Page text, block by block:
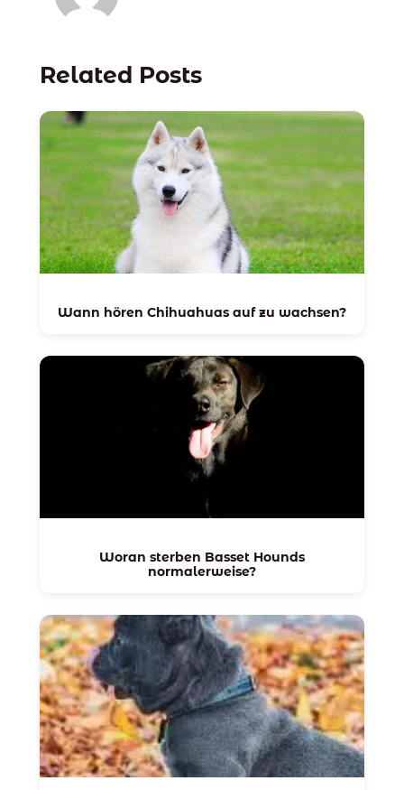
Related Posts
Wann hören Chihuahuas auf zu wachsen?
Woran sterben Basset Hounds
normalerweise?